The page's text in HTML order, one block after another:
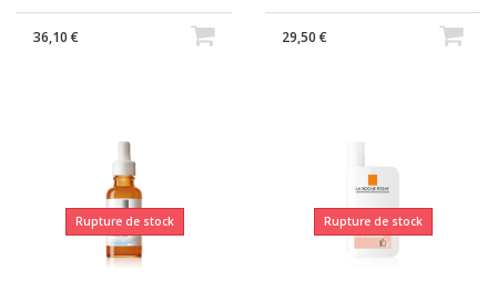
36,10 € 29,50 €
Rupture de stock Rupture de stock